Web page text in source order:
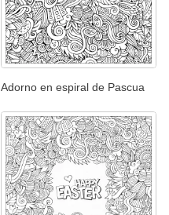
Adorno en espiral de Pascua